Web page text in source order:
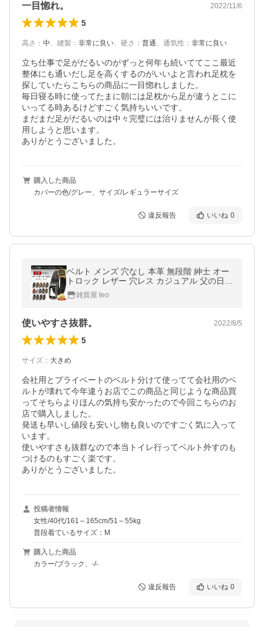
一目惚れ。 2022/11/6
5
高さ ： 中、 縫製 ： 非常に良い、 硬さ ： 普通、 通気性 ： 非常に良い
立ち仕事で足がだるいのがずっと何年も続いててここ最近
整体にも通いだし足を高くするのがいいよと言われ足枕を
探していたらこちらの商品に一目惚れしました。
毎日寝る時に使ってたまに朝には足枕から足が違うとこに
いってる時あるけどすごく気持ちいいです。
まだまだ足がだるいのは中々完璧には治りませんが長く使
用しようと思います。
ありがとうございました。
購入した商品
カバーの色/グレー、サイズ/レギュラーサイズ
違反報告 いいね 0
ベルト メンズ 穴なし 本革 無段階 紳士 オー
トロック レザー 穴レス カジュアル 父の日
ビジネス スーツ ゴルフ 長め 自動 社会人 本
皮 40代 50代 爆買
雑貨屋 teo
使いやすさ抜群。 2022/8/5
5
サイズ ： 大きめ
会社用とプライベートのベルト分けて使ってて会社用のベ
ルトが壊れて今年違うお店でこの商品と同じような商品買
ってそちらよりほんの気持ち安かったので今回こちらのお
店で購入しました。
発送も早いし値段も安いし物も良いのですごく気に入って
います。
使いやすさも抜群なので本当トイレ行ってベルト外すのも
つけるのもすごく楽です。
ありがとうございました。
投稿者情報
女性/40代/161～165cm/51～55kg
普段着ているサイズ：M
購入した商品
カラー/ブラック、-/-
違反報告 いいね 0